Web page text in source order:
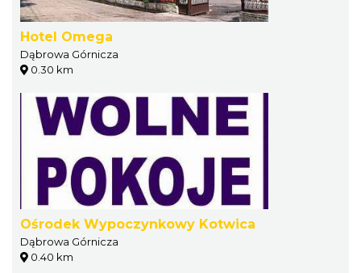
Hotel Omega
Dąbrowa Górnicza
0.30 km
Ośrodek Wypoczynkowy Kotwica
Dąbrowa Górnicza
0.40 km